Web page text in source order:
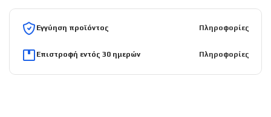
Εγγύηση προϊόντος Πληροφορίες
Επιστροφή εντός 30 ημερών Πληροφορίες